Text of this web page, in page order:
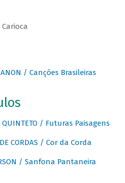
/ Canções Brasileiras
QUINTETO / Futuras Paisagens
DE CORDAS / Cor da Corda
/ Sanfona Pantaneira